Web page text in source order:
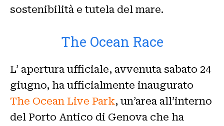
sostenibilità e tutela del mare.
The Ocean Race
L’ apertura ufficiale, avvenuta sabato 24
giugno, ha ufficialmente inaugurato
The Ocean Live Park, un’area all’interno
del Porto Antico di Genova che ha